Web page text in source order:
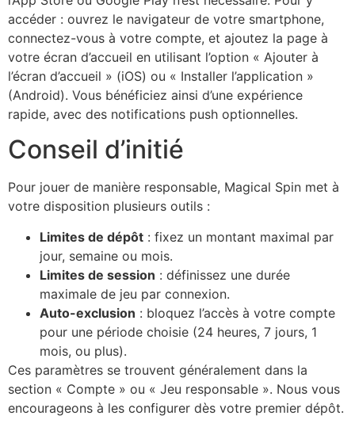
accéder : ouvrez le navigateur de votre smartphone,
connectez-vous à votre compte, et ajoutez la page à
votre écran d’accueil en utilisant l’option « Ajouter à
l’écran d’accueil » (iOS) ou « Installer l’application »
(Android). Vous bénéficiez ainsi d’une expérience
rapide, avec des notifications push optionnelles.
Conseil d’initié
Pour jouer de manière responsable, Magical Spin met à
votre disposition plusieurs outils :
Limites de dépôt : fixez un montant maximal par
jour, semaine ou mois.
Limites de session : définissez une durée
maximale de jeu par connexion.
Auto-exclusion : bloquez l’accès à votre compte
pour une période choisie (24 heures, 7 jours, 1
mois, ou plus).
Ces paramètres se trouvent généralement dans la
section « Compte » ou « Jeu responsable ». Nous vous
encourageons à les configurer dès votre premier dépôt.